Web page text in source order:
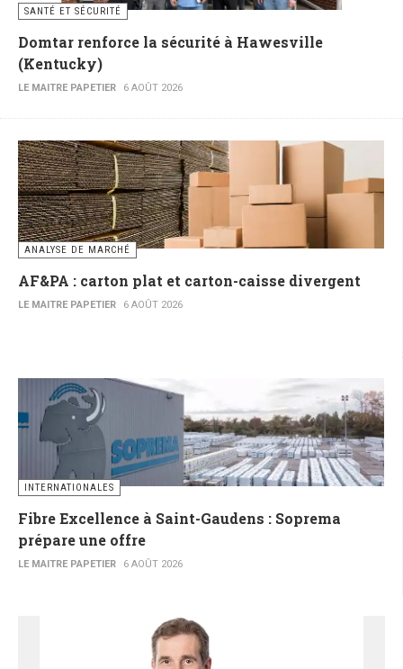
SANTÉ ET SÉCURITÉ
Domtar renforce la sécurité à Hawesville
(Kentucky)
LE MAITRE PAPETIER 6 AOÛT 2026
ANALYSE DE MARCHÉ
AF&PA : carton plat et carton-caisse divergent
LE MAITRE PAPETIER 6 AOÛT 2026
INTERNATIONALES
Fibre Excellence à Saint-Gaudens : Soprema
prépare une offre
LE MAITRE PAPETIER 6 AOÛT 2026